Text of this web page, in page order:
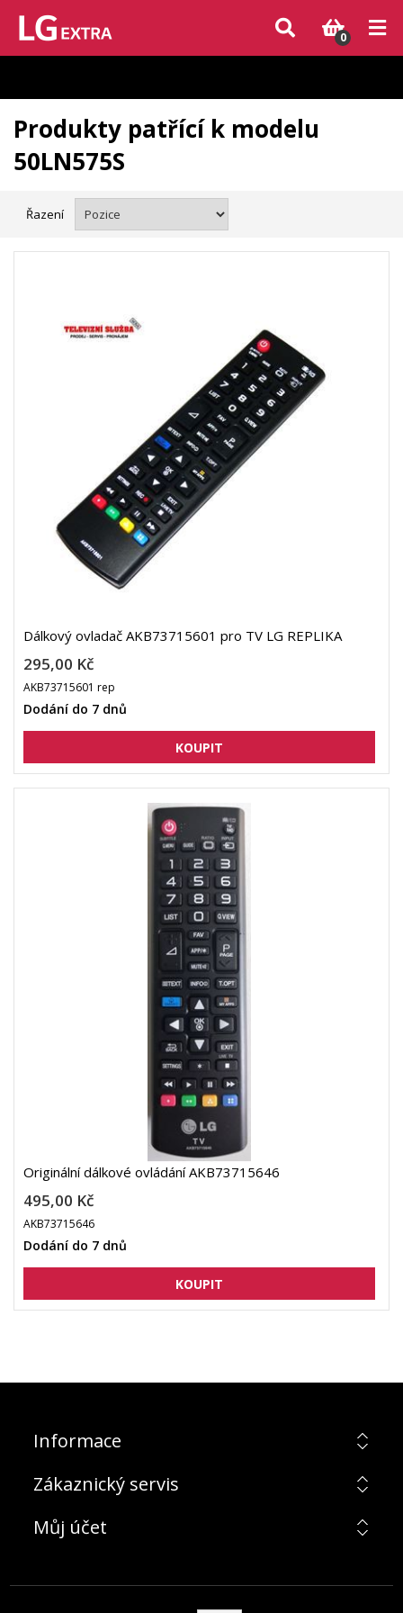
Vzhledem k aktuální situaci se může dodání dílů, které nejsou skladem,
zpozdit. Děkujeme za pochopení.
0
Produkty patřící k modelu
50LN575S
Řazení
Dálkový ovladač AKB73715601 pro TV LG REPLIKA
295,00 Kč
AKB73715601 rep
Dodání do 7 dnů
Originální dálkové ovládání AKB73715646
495,00 Kč
AKB73715646
Dodání do 7 dnů
Informace
Zákaznický servis
Můj účet